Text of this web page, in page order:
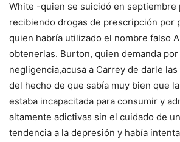
White -quien se suicidó en septiembre
recibiendo drogas de prescripción por
quien habría utilizado el nombre falso
obtenerlas. Burton, quien demanda
negligencia,acusa a Carrey de darle
del hecho de que sabía muy bien que
estaba incapacitada para consumir y
altamente adictivas sin el cuidado de
tendencia a la depresión y había